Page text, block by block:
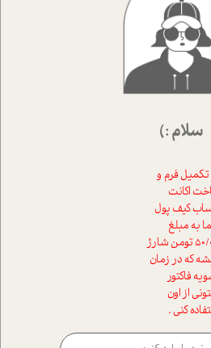
سلام :)
تکمیل فرم و
اکانت
کیف پول
به مبلغ
50/000 تومن شارژ
که در زمان
فاکتور
از اون
کنی .